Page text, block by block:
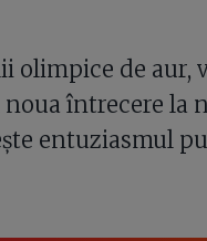
olimpice de aur,
întrecere la
entuziasmul